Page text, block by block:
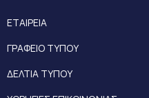
ΕΤΑΙΡΕΙΑ
ΓΡΑΦΕΙΟ ΤΥΠΟΥ
ΔΕΛΤΙΑ ΤΥΠΟΥ